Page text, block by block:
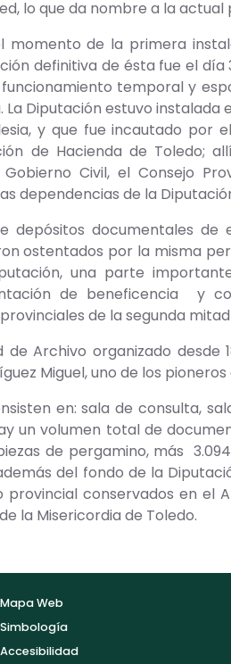
lo que da nombre a la
momento de la primera
definitiva de ésta fue el
temporal y
Diputación estuvo
y que fue incautado por
de Hacienda de Toledo;
Civil, el Consejo
dependencias de la
depósitos documentales
ostentados por la misma
una parte
de beneficencia y
de la segunda mitad
Archivo organizado
Miguel, uno de los
en: sala de consulta,
un volumen total de
de pergamino, más
del fondo de la
conservados en el
la Misericordia de Toledo.
Mapa Web
Simbología
Accesibilidad